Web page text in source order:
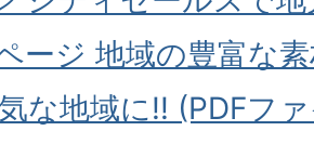
ージ 地域の豊富な
な地域に!! (PDFフ